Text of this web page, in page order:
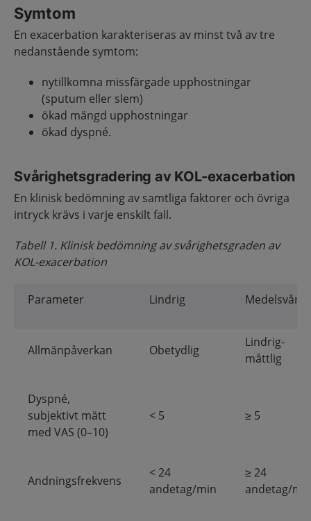
Symtom
En exacerbation karakteriseras av minst två av tre
nedanstående symtom:
nytillkomna missfärgade upphostningar
(sputum eller slem)
ökad mängd upphostningar
ökad dyspné.
Svårighetsgradering av KOL-exacerbation
En klinisk bedömning av samtliga faktorer och övriga
intryck krävs i varje enskilt fall.
Tabell 1. Klinisk bedömning av svårighetsgraden av
KOL-exacerbation
Parameter Lindrig Medelsvår
Allmänpåverkan Obetydlig
Lindrig-
måttlig
Dyspné,
subjektivt mätt
med VAS (0–10)
< 5 ≥ 5
Andningsfrekvens
< 24
andetag/min
≥ 24
andetag/